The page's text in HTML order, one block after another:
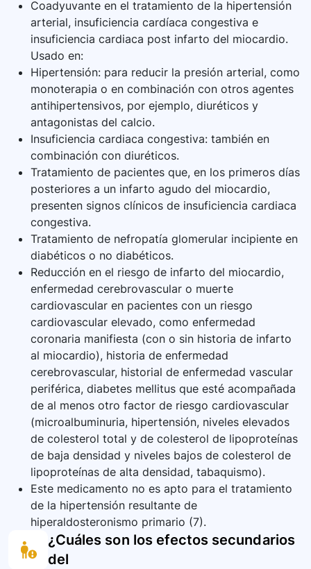
Coadyuvante en el tratamiento de la hipertensión
arterial, insuficiencia cardíaca congestiva e
insuficiencia cardiaca post infarto del miocardio.
Usado en:
Hipertensión: para reducir la presión arterial, como
monoterapia o en combinación con otros agentes
antihipertensivos, por ejemplo, diuréticos y
antagonistas del calcio.
Insuficiencia cardiaca congestiva: también en
combinación con diuréticos.
Tratamiento de pacientes que, en los primeros días
posteriores a un infarto agudo del miocardio,
presenten signos clínicos de insuficiencia cardiaca
congestiva.
Tratamiento de nefropatía glomerular incipiente en
diabéticos o no diabéticos.
Reducción en el riesgo de infarto del miocardio,
enfermedad cerebrovascular o muerte
cardiovascular en pacientes con un riesgo
cardiovascular elevado, como enfermedad
coronaria manifiesta (con o sin historia de infarto
al miocardio), historia de enfermedad
cerebrovascular, historial de enfermedad vascular
periférica, diabetes mellitus que esté acompañada
de al menos otro factor de riesgo cardiovascular
(microalbuminuria, hipertensión, niveles elevados
de colesterol total y de colesterol de lipoproteínas
de baja densidad y niveles bajos de colesterol de
lipoproteínas de alta densidad, tabaquismo).
Este medicamento no es apto para el tratamiento
de la hipertensión resultante de
hiperaldosteronismo primario (7).
¿Cuáles son los efectos secundarios
del